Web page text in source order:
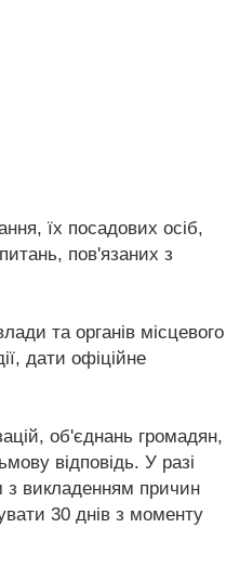
їх посадових осіб,
пов'язаних з
та органів місцевого
дати офіційне
об'єднань громадян,
відповідь. У разі
з викладенням причин
30 днів з моменту